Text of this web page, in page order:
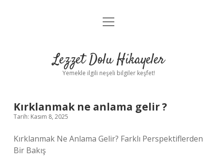
Anasayfa
Yasal Uyarı
menüyü
Lezzet Dolu Hikayeler
Yemekle ilgili neşeli bilgiler keşfet!
Kırklanmak ne anlama gelir ?
Tarih: Kasım 8, 2025
Kırklanmak Ne Anlama Gelir? Farklı Perspektiflerden
Bir Bakış